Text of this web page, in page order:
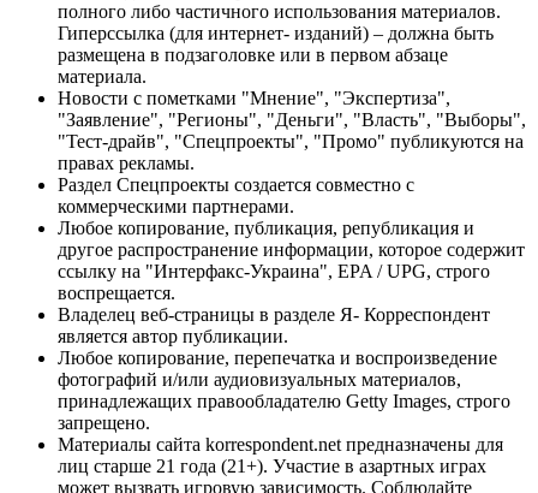
полного либо частичного использования материалов.
Гиперссылка (для интернет- изданий) – должна быть
размещена в подзаголовке или в первом абзаце
материала.
Новости с пометками "Мнение", "Экспертиза",
"Заявление", "Регионы", "Деньги", "Власть", "Выборы",
"Тест-драйв", "Спецпроекты", "Промо" публикуются на
правах рекламы.
Раздел Спецпроекты создается совместно с
коммерческими партнерами.
Любое копирование, публикация, републикация и
другое распространение информации, которое содержит
ссылку на "Интерфакс-Украина", EPA / UPG, строго
воспрещается.
Владелец веб-страницы в разделе Я- Корреспондент
является автор публикации.
Любое копирование, перепечатка и воспроизведение
фотографий и/или аудиовизуальных материалов,
принадлежащих правообладателю Getty Images, строго
запрещено.
Материалы сайта korrespondent.net предназначены для
лиц старше 21 года (21+). Участие в азартных играх
может вызвать игровую зависимость. Соблюдайте